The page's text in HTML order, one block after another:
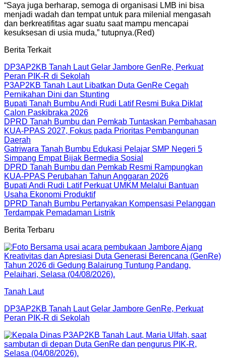
“Saya juga berharap, semoga di organisasi LMB ini bisa
menjadi wadah dan tempat untuk para milenial mengasah
dan berkreatifitas agar suatu saat mampu mencapai
kesuksesan di usia muda,” tutupnya.(Red)
Berita Terkait
DP3AP2KB Tanah Laut Gelar Jambore GenRe, Perkuat
Peran PIK-R di Sekolah
P3AP2KB Tanah Laut Libatkan Duta GenRe Cegah
Pernikahan Dini dan Stunting
Bupati Tanah Bumbu Andi Rudi Latif Resmi Buka Diklat
Calon Paskibraka 2026
DPRD Tanah Bumbu dan Pemkab Tuntaskan Pembahasan
KUA-PPAS 2027, Fokus pada Prioritas Pembangunan
Daerah
Gatriwara Tanah Bumbu Edukasi Pelajar SMP Negeri 5
Simpang Empat Bijak Bermedia Sosial
DPRD Tanah Bumbu dan Pemkab Resmi Rampungkan
KUA-PPAS Perubahan Tahun Anggaran 2026
Bupati Andi Rudi Latif Perkuat UMKM Melalui Bantuan
Usaha Ekonomi Produktif
DPRD Tanah Bumbu Pertanyakan Kompensasi Pelanggan
Terdampak Pemadaman Listrik
Berita Terbaru
Tanah Laut
DP3AP2KB Tanah Laut Gelar Jambore GenRe, Perkuat
Peran PIK-R di Sekolah